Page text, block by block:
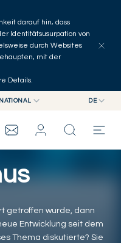
darauf hin, dass
Identitätsusurpation von
durch Websites
mit der
Details.
DE
FR
DE
getroffen wurde, dann
Entwicklung seit dem
Thema diskutierte? Sie